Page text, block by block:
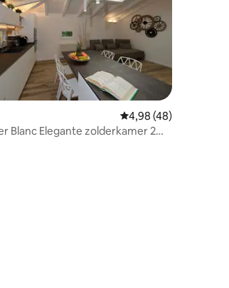
van 4,87 op 5, 23 recensies
Gemiddelde
4,98 (48)
Blanc Elegante zolderkamer 2